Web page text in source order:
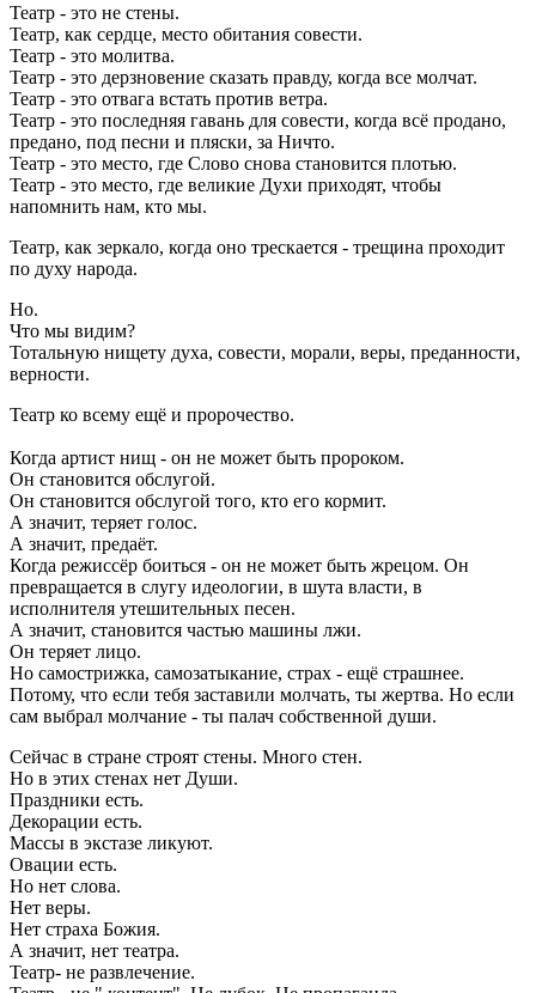
Театр - это не стены.
Театр, как сердце, место обитания совести.
Театр - это молитва.
Театр - это дерзновение сказать правду, когда все молчат.
Театр - это отвага встать против ветра.
Театр - это последняя гавань для совести, когда всё продано,
предано, под песни и пляски, за Ничто.
Театр - это место, где Слово снова становится плотью.
Театр - это место, где великие Духи приходят, чтобы
напомнить нам, кто мы.
Театр, как зеркало, когда оно трескается - трещина проходит
по духу народа.
Но.
Что мы видим?
Тотальную нищету духа, совести, морали, веры, преданности,
верности.
Театр ко всему ещё и пророчество.
Когда артист нищ - он не может быть пророком.
Он становится обслугой.
Он становится обслугой того, кто его кормит.
А значит, теряет голос.
А значит, предаёт.
Когда режиссёр боиться - он не может быть жрецом. Он
превращается в слугу идеологии, в шута власти, в
исполнителя утешительных песен.
А значит, становится частью машины лжи.
Он теряет лицо.
Но самострижка, самозатыкание, страх - ещё страшнее.
Потому, что если тебя заставили молчать, ты жертва. Но если
сам выбрал молчание - ты палач собственной души.
Сейчас в стране строят стены. Много стен.
Но в этих стенах нет Души.
Праздники есть.
Декорации есть.
Массы в экстазе ликуют.
Овации есть.
Но нет слова.
Нет веры.
Нет страха Божия.
А значит, нет театра.
Театр- не развлечение.